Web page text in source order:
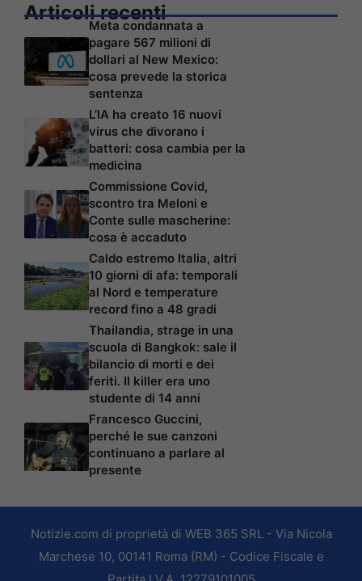
Articoli recenti
Meta condannata a
pagare 567 milioni di
dollari al New Mexico:
cosa prevede la storica
sentenza
L’IA ha creato 16 nuovi
virus che divorano i
batteri: cosa cambia per la
medicina
Commissione Covid,
scontro tra Meloni e
Conte sulle mascherine:
cosa è accaduto
Caldo estremo Italia, altri
10 giorni di afa: temporali
al Nord e temperature
record fino a 48 gradi
Thailandia, strage in una
scuola di Bangkok: sale il
bilancio di morti e dei
feriti. Il killer era uno
studente di 14 anni
Francesco Guccini,
perché le sue canzoni
continuano a parlare al
presente
Notizie.com di proprietà di WEB 365 SRL - Via Nicola
Marchese 10, 00141 Roma (RM) - Codice Fiscale e